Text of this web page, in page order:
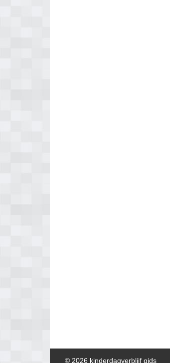
© 2026 kinderdagverblijf gids